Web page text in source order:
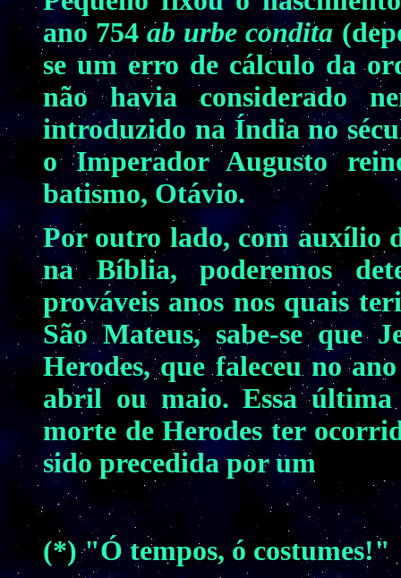
ano 754ab urbe condita
se um erro de cálculo da
não havia considerado
introduzido na Índia no
o Imperador Augusto
batismo, Otávio.
Por outro lado, com auxílio
na Bíblia, poderemos
prováveis anos nos quais
São Mateus, sabe-se que
Herodes, que faleceu no
abril ou maio. Essa última
morte de Herodes ter
sido precedida por um
(*) "Ó tempos, ó costumes!"